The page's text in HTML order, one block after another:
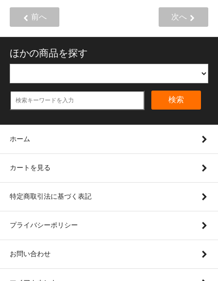
前へ 次へ
ほかの商品を探す
検索
ホーム
カートを見る
特定商取引法に基づく表記
プライバシーポリシー
お問い合わせ